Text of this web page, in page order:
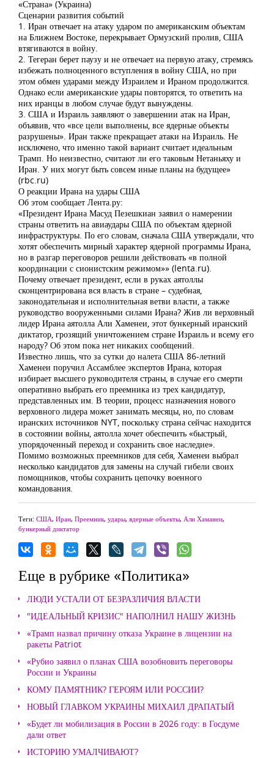
«Страна» (Украина)
Сценарии развития событий
1. Иран отвечает на атаку ударом по американским объектам
на Ближнем Востоке, перекрывает Ормузский пролив, США
втягиваются в войну.
2. Тегеран берет паузу и не отвечает на первую атаку, стремясь
избежать полноценного вступления в войну США, но при
этом обмен ударами между Израилем и Ираном продолжится.
Однако если американские удары повторятся, то ответить на
них иранцы в любом случае будут вынуждены.
3. США и Израиль заявляют о завершении атак на Иран,
объявив, что «все цели выполнены, все ядерные объекты
разрушены». Иран также прекращает атаки на Израиль. Не
исключено, что именно такой вариант считает идеальным
Трамп. Но неизвестно, считают ли его таковым Нетаньяху и
Иран. У них могут быть совсем иные планы на будущее»
(rbc.ru)
О реакции Ирана на удары США
Об этом сообщает Лента.ру:
«Президент Ирана Масуд Пезешкиан заявил о намерении
страны ответить на авиаудары США по объектам ядерной
инфраструктуры. По его словам, сначала США утверждали, что
хотят обеспечить мирный характер ядерной программы Ирана,
но в разгар переговоров решили действовать «в полной
координации с сионистским режимом»» (lenta.ru).
Почему отвечает президент, если в руках аятоллы
сконцентрирована вся власть в стране – судебная,
законодательная и исполнительная ветви власти, а также
руководство вооруженными силами Ирана? Жив ли верховный
лидер Ирана аятолла Али Хаменеи, этот бункерный иранский
диктатор, грозящий уничтожением стране Израиль и всему его
народу? Об этом пока нет никаких сообщений.
Известно лишь, что за сутки до налета США 86-летний
Хаменеи поручил Ассамблее экспертов Ирана, которая
избирает высшего руководителя страны, в случае его смерти
оперативно выбрать его преемника из трех кандидатур,
представленных им. В теории, процесс назначения нового
верховного лидера может занимать месяцы, но, по словам
иранских источников NYT, поскольку страна сейчас находится
в состоянии войны, аятолла хочет обеспечить «быстрый,
упорядоченный переход и сохранить свое наследие».
Помимо возможных преемников для себя, Хаменеи выбрал
несколько кандидатов для замены на случай гибели своих
помощников, чтобы сохранить цепочку военного
командования.
Теги: США, Иран, Преемник, удары, ядерные объекты, Али Хаманеи,
бункерный диктатор
Еще в рубрике «Политика»
ЛЮДИ УСТАЛИ ОТ БЕЗРАЗЛИЧИЯ ВЛАСТИ
"ИДЕАЛЬНЫЙ КРИЗИС" НАПОЛНИЛ НАШУ ЖИЗНЬ
«Трамп назвал причину отказа Украине в лицензии на
ракеты Patriot
«Рубио заявил о планах США возобновить переговоры
России и Украины
КОМУ ПАМЯТНИК? ГЕРОЯМ ИЛИ РОССИИ?
НОВЫЙ ГЛАВКОМ УКРАИНЫ МИХАИЛ ДРАПАТЫЙ
«Будет ли мобилизация в России в 2026 году: в Госдуме
дали ответ
ИСТОРИЮ УМАЛЧИВАЮТ?